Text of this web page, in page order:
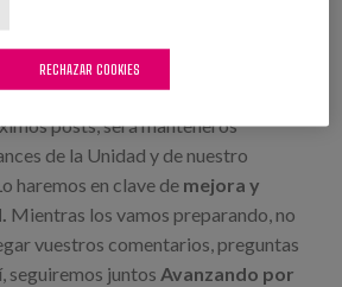
de estar orientados a la recuperación
que favorecen la caída
posts, será manteneros
de la Unidad y de nuestro
haremos en clave de mejora y
Mientras los vamos preparando, no
vuestros comentarios, preguntas
seguiremos juntos Avanzando por
RECHAZAR COOKIES